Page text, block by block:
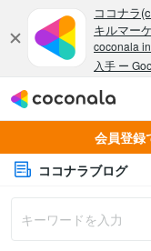
会員登録
ココナラブログ